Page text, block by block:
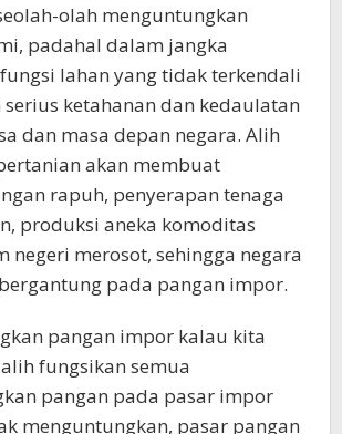
olah menguntungkan
padahal dalam jangka
lahan yang tidak terkendali
ketahanan dan kedaulatan
dan masa depan negara. Alih
akan membuat
rapuh, penyerapan tenaga
produksi aneka komoditas
negeri merosot, sehingga negara
pada pangan impor.
pangan impor kalau kita
fungsikan semua
pangan pada pasar impor
menguntungkan, pasar pangan